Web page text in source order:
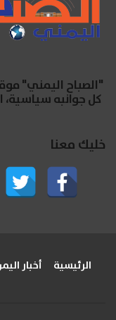
"الصباح اليمني"
كل جوانبه سياسية،
خليك معنا
الرئيسية أخبار